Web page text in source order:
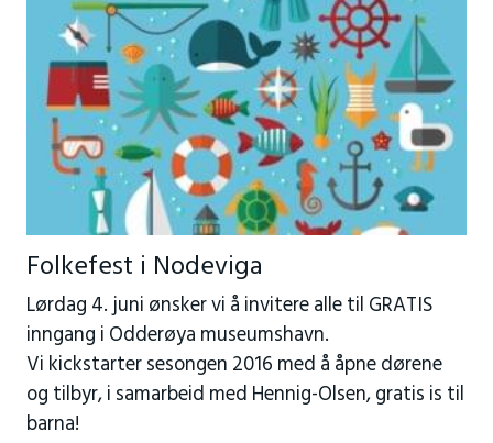
Folkefest i Nodeviga
Lørdag 4. juni ønsker vi å invitere alle til GRATIS
inngang i Odderøya museumshavn.
Vi kickstarter sesongen 2016 med å åpne dørene
og tilbyr, i samarbeid med Hennig-Olsen, gratis is til
barna!